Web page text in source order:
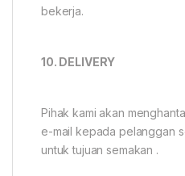
bekerja.
10. DELIVERY
Pihak kami akan
e-mail kepada pelanggan
untuk tujuan semakan .